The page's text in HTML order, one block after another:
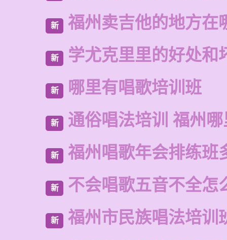
新 福州卖吉他的地方在
新 学尤克里里的好处和
新 哪里有唱歌培训班
新 通俗唱法培训 福州
新 福州唱歌年会排练班
新 不会唱歌五音不全怎
新 福州市民族唱法培训